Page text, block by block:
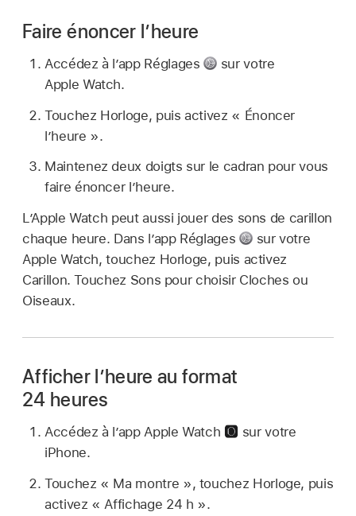
Faire énoncer l’heure
Accédez à l’app Réglages
sur votre
Apple Watch.
Touchez Horloge, puis activez « Énoncer
l’heure ».
Maintenez deux doigts sur le cadran pour vous
faire énoncer l’heure.
L’Apple Watch peut aussi jouer des sons de carillon
chaque heure. Dans l’app Réglages
sur votre
Apple Watch, touchez Horloge, puis activez
Carillon. Touchez Sons pour choisir Cloches ou
Oiseaux.
Afficher l’heure au format
24 heures
Accédez à l’app Apple Watch
sur votre
iPhone.
Touchez « Ma montre », touchez Horloge, puis
activez « Affichage 24 h ».